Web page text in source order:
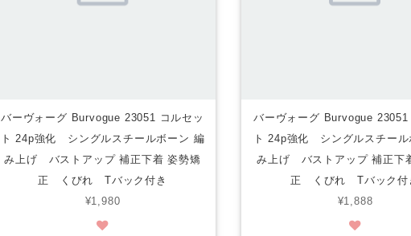
バーヴォーグ Burvogue 23051 コルセッ
ト 24p強化 シングルスチールボーン 編
み上げ バストアップ 補正下着 姿勢矯
正 くびれ Tバック付き
¥1,980
バーヴォーグ Burvogue 23051
ト 24p強化 シングルスチール
み上げ バストアップ 補正下
正 くびれ Tバック付
¥1,888